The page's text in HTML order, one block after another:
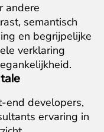
andere
semantisch
en begrijpelijke
verklaring
end developers,
ervaring in